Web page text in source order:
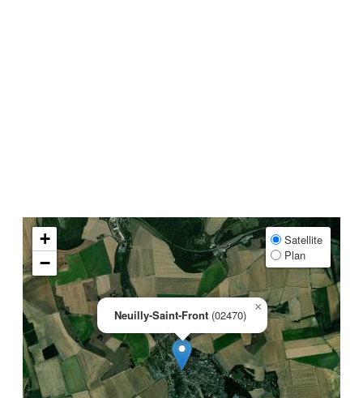
Neuilly-Saint-Front (02470)
×
+
−
Satellite
Plan